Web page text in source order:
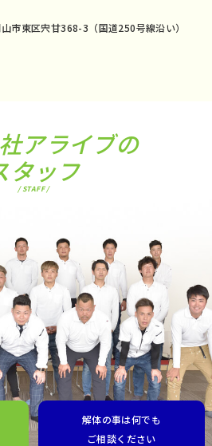
東区宍甘368-3（国道250号線沿い）
アライブの
タッフ
/ STAFF /
解体の事は何でも
ご相談ください